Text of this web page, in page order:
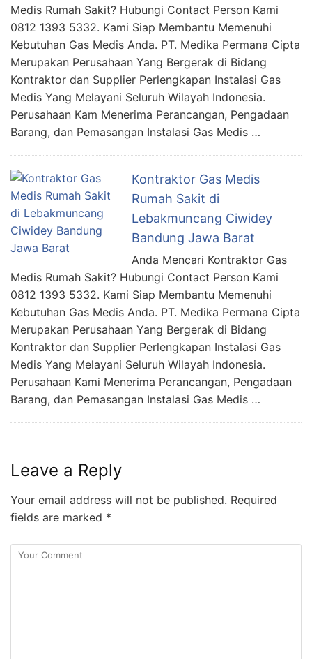
Medis Rumah Sakit? Hubungi Contact Person Kami
0812 1393 5332. Kami Siap Membantu Memenuhi
Kebutuhan Gas Medis Anda. PT. Medika Permana Cipta
Merupakan Perusahaan Yang Bergerak di Bidang
Kontraktor dan Supplier Perlengkapan Instalasi Gas
Medis Yang Melayani Seluruh Wilayah Indonesia.
Perusahaan Kam Menerima Perancangan, Pengadaan
Barang, dan Pemasangan Instalasi Gas Medis …
Kontraktor Gas Medis
Rumah Sakit di
Lebakmuncang Ciwidey
Bandung Jawa Barat
Anda Mencari Kontraktor Gas
Medis Rumah Sakit? Hubungi Contact Person Kami
0812 1393 5332. Kami Siap Membantu Memenuhi
Kebutuhan Gas Medis Anda. PT. Medika Permana Cipta
Merupakan Perusahaan Yang Bergerak di Bidang
Kontraktor dan Supplier Perlengkapan Instalasi Gas
Medis Yang Melayani Seluruh Wilayah Indonesia.
Perusahaan Kami Menerima Perancangan, Pengadaan
Barang, dan Pemasangan Instalasi Gas Medis …
Leave a Reply
Your email address will not be published. Required
fields are marked *